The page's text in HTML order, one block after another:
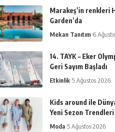
Marakeş’in renkleri
Garden’da
Mekan Tanıtım 6
14. TAYK – Eker
Geri Sayım Başladı
Etkinlik 5 Ağustos 2026
Kids around ile
Yeni Sezon
Moda 5 Ağustos 2026